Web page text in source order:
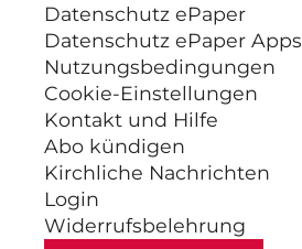
Datenschutz ePaper
Datenschutz ePaper Apps
Nutzungsbedingungen
Cookie-Einstellungen
Kontakt und Hilfe
Abo kündigen
Kirchliche Nachrichten
Login
Widerrufsbelehrung